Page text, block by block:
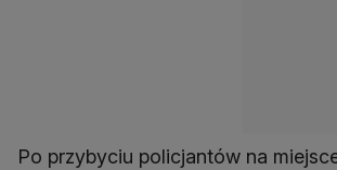
Po przybyciu policjantów na